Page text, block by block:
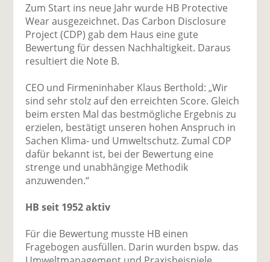
uf
F
ac
e
o
k
te
il
e
n
wi
tt
er
n
uf
Li
k
n
te
il
e
n
er
E
ai
er
se
n
d
e
Zum Start ins neue Jahr wurde HB Protective
Wear ausgezeichnet. Das Carbon Disclosure
Project (CDP) gab dem Haus eine gute
Bewertung für dessen Nachhaltigkeit. Daraus
resultiert die Note B.
CEO und Firmeninhaber Klaus Berthold: „Wir
sind sehr stolz auf den erreichten Score. Gleich
beim ersten Mal das bestmögliche Ergebnis zu
erzielen, bestätigt unseren hohen Anspruch in
Sachen Klima- und Umweltschutz. Zumal CDP
dafür bekannt ist, bei der Bewertung eine
strenge und unabhängige Methodik
anzuwenden.“
HB seit 1952 aktiv
Für die Bewertung musste HB einen
Fragebogen ausfüllen. Darin wurden bspw. das